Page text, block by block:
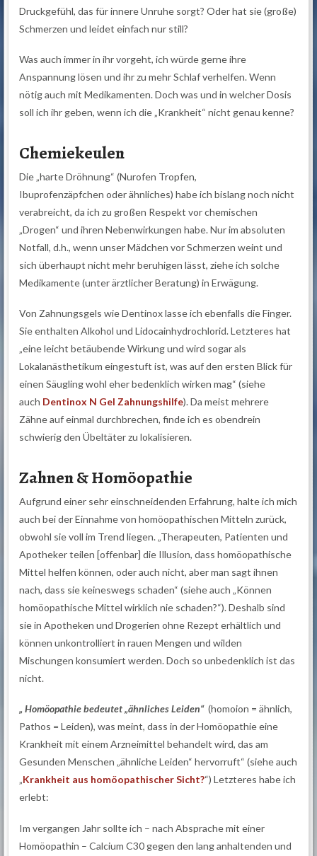
Druckgefühl, das für innere Unruhe sorgt? Oder hat sie (große)
Schmerzen und leidet einfach nur still?
Was auch immer in ihr vorgeht, ich würde gerne ihre
Anspannung lösen und ihr zu mehr Schlaf verhelfen. Wenn
nötig auch mit Medikamenten. Doch was und in welcher Dosis
soll ich ihr geben, wenn ich die „Krankheit“ nicht genau kenne?
Chemiekeulen
Die „harte Dröhnung“ (Nurofen Tropfen,
Ibuprofenzäpfchen oder ähnliches) habe ich bislang noch nicht
verabreicht, da ich zu großen Respekt vor chemischen
„Drogen“ und ihren Nebenwirkungen habe. Nur im absoluten
Notfall, d.h., wenn unser Mädchen vor Schmerzen weint und
sich überhaupt nicht mehr beruhigen lässt, ziehe ich solche
Medikamente (unter ärztlicher Beratung) in Erwägung.
Von Zahnungsgels wie Dentinox lasse ich ebenfalls die Finger.
Sie enthalten Alkohol und Lidocainhydrochlorid. Letzteres hat
„eine leicht betäubende Wirkung und wird sogar als
Lokalanästhetikum eingestuft ist, was auf den ersten Blick für
einen Säugling wohl eher bedenklich wirken mag“ (siehe
auch Dentinox N Gel Zahnungshilfe). Da meist mehrere
Zähne auf einmal durchbrechen, finde ich es obendrein
schwierig den Übeltäter zu lokalisieren.
Zahnen & Homöopathie
Aufgrund einer sehr einschneidenden Erfahrung, halte ich mich
auch bei der Einnahme von homöopathischen Mitteln zurück,
obwohl sie voll im Trend liegen. „Therapeuten, Patienten und
Apotheker teilen [offenbar] die Illusion, dass homöopathische
Mittel helfen können, oder auch nicht, aber man sagt ihnen
nach, dass sie keineswegs schaden“ (siehe auch „Können
homöopathische Mittel wirklich nie schaden?“). Deshalb sind
sie in Apotheken und Drogerien ohne Rezept erhältlich und
können unkontrolliert in rauen Mengen und wilden
Mischungen konsumiert werden. Doch so unbedenklich ist das
nicht.
„ Homöopathie bedeutet „ähnliches Leiden“(homoion = ähnlich,
Pathos = Leiden), was meint, dass in der Homöopathie eine
Krankheit mit einem Arzneimittel behandelt wird, das am
Gesunden Menschen „ähnliche Leiden“ hervorruft“ (siehe auch
„Krankheit aus homöopathischer Sicht?“) Letzteres habe ich
erlebt:
Im vergangen Jahr sollte ich – nach Absprache mit einer
Homöopathin – Calcium C30 gegen den lang anhaltenden und